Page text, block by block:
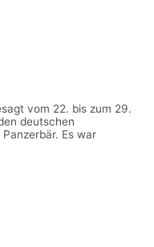
vom 22. bis zum 29.
deutschen
Es war